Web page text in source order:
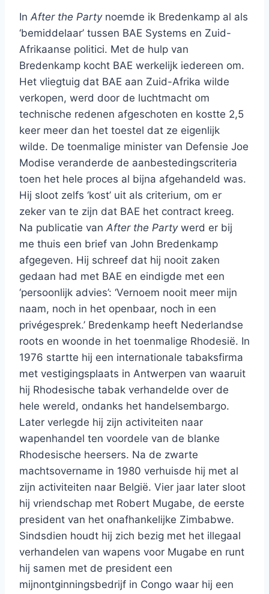
In After the Partynoemde ik Bredenkamp al als
‘bemiddelaar’ tussen BAE Systems en Zuid-
Afrikaanse politici. Met de hulp van
Bredenkamp kocht BAE werkelijk iedereen om.
Het vliegtuig dat BAE aan Zuid-Afrika wilde
verkopen, werd door de luchtmacht om
technische redenen afgeschoten en kostte 2,5
keer meer dan het toestel dat ze eigenlijk
wilde. De toenmalige minister van Defensie Joe
Modise veranderde de aanbestedingscriteria
toen het hele proces al bijna afgehandeld was.
Hij sloot zelfs ‘kost’ uit als criterium, om er
zeker van te zijn dat BAE het contract kreeg.
Na publicatie van After the Partywerd er bij
me thuis een brief van John Bredenkamp
afgegeven. Hij schreef dat hij nooit zaken
gedaan had met BAE en eindigde met een
‘persoonlijk advies’: ‘Vernoem nooit meer mijn
naam, noch in het openbaar, noch in een
privégesprek.’ Bredenkamp heeft Nederlandse
roots en woonde in het toenmalige Rhodesië. In
1976 startte hij een internationale tabaksfirma
met vestigingsplaats in Antwerpen van waaruit
hij Rhodesische tabak verhandelde over de
hele wereld, ondanks het handelsembargo.
Later verlegde hij zijn activiteiten naar
wapenhandel ten voordele van de blanke
Rhodesische heersers. Na de zwarte
machtsovername in 1980 verhuisde hij met al
zijn activiteiten naar België. Vier jaar later sloot
hij vriendschap met Robert Mugabe, de eerste
president van het onafhankelijke Zimbabwe.
Sindsdien houdt hij zich bezig met het illegaal
verhandelen van wapens voor Mugabe en runt
hij samen met de president een
mijnontginningsbedrijf in Congo waar hij een